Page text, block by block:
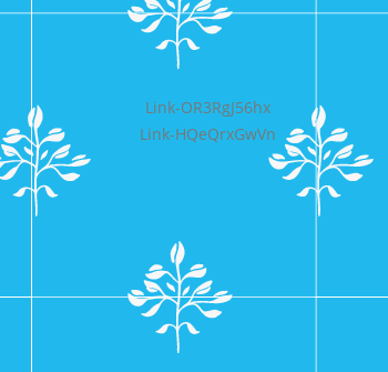
Bericht
navigatie
Link-OR3RgJ56hx
Link-HQeQrxGwVn